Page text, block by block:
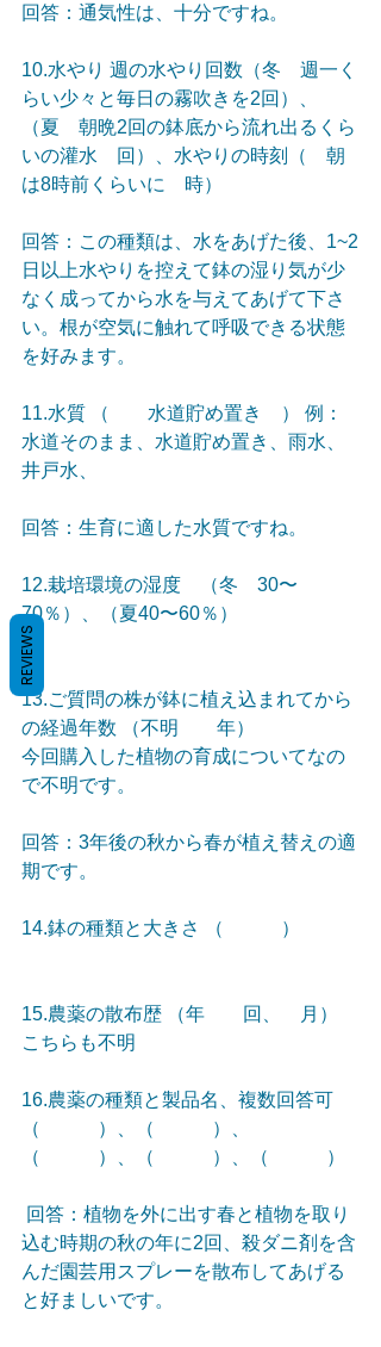
回答：通気性は、十分ですね。
10.水やり 週の水やり回数（冬　週一く
らい少々と毎日の霧吹きを2回）、
（夏　朝晩2回の鉢底から流れ出るくら
いの灌水　回）、水やりの時刻（　朝
は8時前くらいに　時）
回答：この種類は、水をあげた後、1~2
日以上水やりを控えて鉢の湿り気が少
なく成ってから水を与えてあげて下さ
い。根が空気に触れて呼吸できる状態
を好みます。
11.水質 （　　水道貯め置き　） 例：
水道そのまま、水道貯め置き、雨水、
井戸水、
回答：生育に適した水質ですね。
12.栽培環境の湿度　（冬　30〜
70％）、（夏40〜60％）
13.ご質問の株が鉢に植え込まれてから
の経過年数 （不明　　年）
今回購入した植物の育成についてなの
で不明です。
回答：3年後の秋から春が植え替えの適
期です。
14.鉢の種類と大きさ （　　　）
15.農薬の散布歴 （年　　回、　月）
こちらも不明
16.農薬の種類と製品名、複数回答可
（　　　）、（　　　）、
（　　　）、（　　　）、（　　　）
込む時期の秋の年に2回、殺ダニ剤を含
んだ園芸用スプレーを散布してあげる
と好ましいです。
REVIEWS